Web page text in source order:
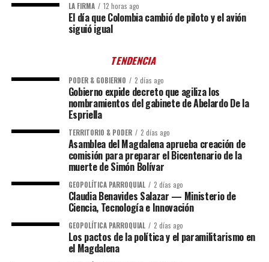
LA FIRMA 12 horas ago
El día que Colombia cambió de piloto y el avión
siguió igual
TENDENCIA
PODER & GOBIERNO 2 días ago
Gobierno expide decreto que agiliza los
nombramientos del gabinete de Abelardo De la
Espriella
TERRITORIO & PODER 2 días ago
Asamblea del Magdalena aprueba creación de
comisión para preparar el Bicentenario de la
muerte de Simón Bolívar
GEOPOLÍTICA PARROQUIAL 2 días ago
Claudia Benavides Salazar — Ministerio de
Ciencia, Tecnología e Innovación
GEOPOLÍTICA PARROQUIAL 2 días ago
Los pactos de la política y el paramilitarismo en
el Magdalena